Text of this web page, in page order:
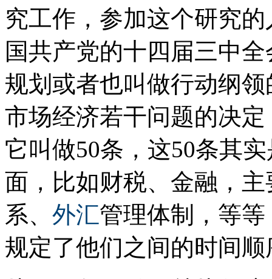
究工作，参加这个研究
国共产党的十四届三中
规划或者也叫做行动纲
市场经济若干问题的决
它叫做50条，这50条其
面，比如财税、金融，
系、 外汇管理体制，等
规定了他们之间的时间